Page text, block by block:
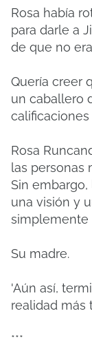
Rosa había
para darle a
de que no
Quería creer
un caballero
Rosa
las personas
Sin
una visión y
simplemente
Su madre.
'Aún así,
realidad más
***